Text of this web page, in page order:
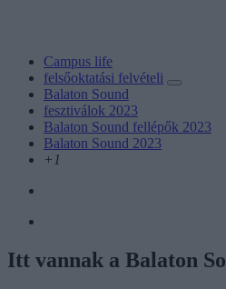
Campus life
felsőoktatási felvételi
Balaton Sound
fesztiválok 2023
Balaton Sound fellépők 2023
Balaton Sound 2023
+1
Itt vannak a Balaton